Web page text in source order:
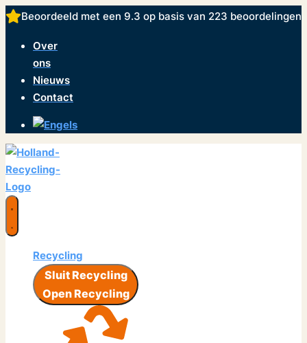
Ga
inhoud
Beoordeeld met een 9.3 op basis van 223 beoordelingen
Over
ons
Nieuws
Contact
Recycling
Sluit Recycling
Open Recycling